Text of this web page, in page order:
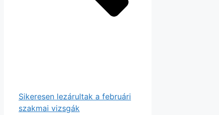
Sikeresen lezárultak a februári
szakmai vizsgák